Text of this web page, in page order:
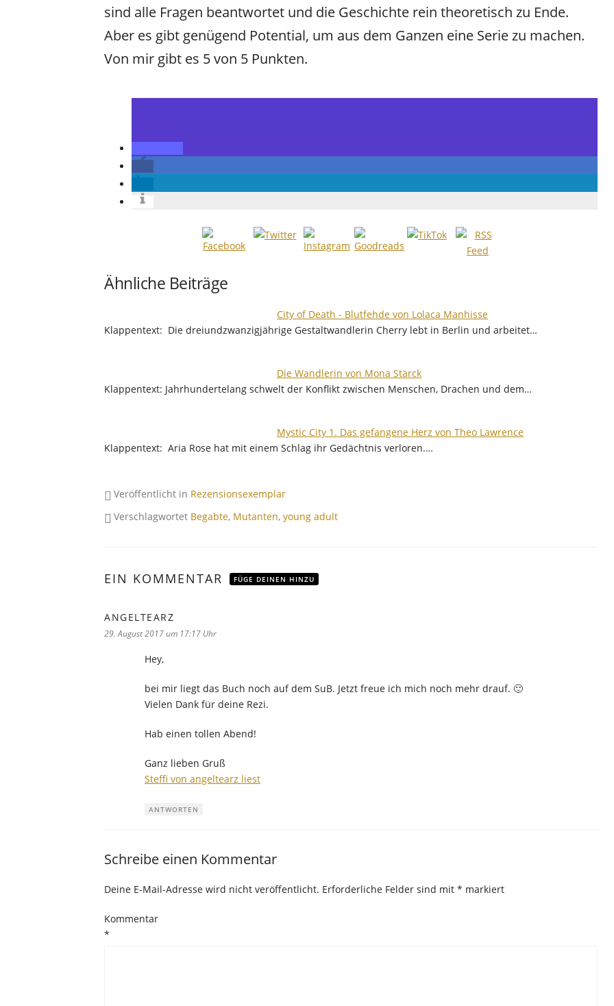
sind alle Fragen beantwortet und die Geschichte rein theoretisch zu Ende.
Aber es gibt genügend Potential, um aus dem Ganzen eine Serie zu machen.
Von mir gibt es 5 von 5 Punkten.
Ähnliche Beiträge
City of Death - Blutfehde von Lolaca Manhisse
Klappentext: Die dreiundzwanzigjährige Gestaltwandlerin Cherry lebt in Berlin und arbeitet…
Die Wandlerin von Mona Stärck
Klappentext: Jahrhundertelang schwelt der Konflikt zwischen Menschen, Drachen und dem…
Mystic City 1. Das gefangene Herz von Theo Lawrence
Klappentext: Aria Rose hat mit einem Schlag ihr Gedächtnis verloren.…
Veröffentlicht in Rezensionsexemplar
Verschlagwortet Begabte, Mutanten, young adult
EIN KOMMENTAR FÜGE DEINEN HINZU
ANGELTEARZ
29. August 2017 um 17:17 Uhr
Hey,
bei mir liegt das Buch noch auf dem SuB. Jetzt freue ich mich noch mehr drauf. 🙂
Vielen Dank für deine Rezi.
Hab einen tollen Abend!
Ganz lieben Gruß
Steffi von angeltearz liest
ANTWORTEN
Schreibe einen Kommentar
Deine E-Mail-Adresse wird nicht veröffentlicht. Erforderliche Felder sind mit * markiert
Kommentar
*